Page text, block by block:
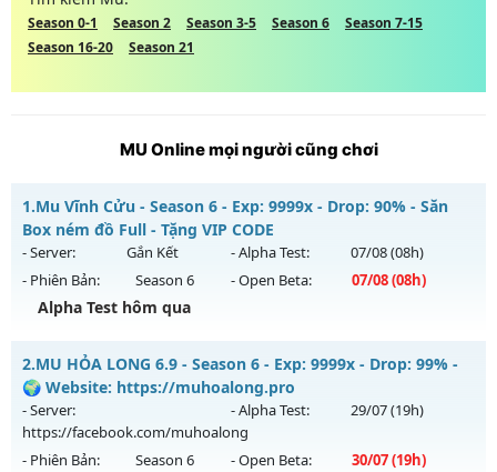
Season 0-1 Season 2 Season 3-5 Season 6
Season 7-15
Season 16-20
Season 21
MU Online mọi người cũng chơi
1.Mu Vĩnh Cửu - Season 6 - Exp: 9999x - Drop: 90% - Săn
Box ném đồ Full - Tặng VIP CODE
- Server: Gắn Kết - Alpha Test: 07/08(08h)
- Phiên Bản:
Season 6 - Open Beta: 07/08(08h)
Alpha Test hôm qua
Mu Vĩnh Cửu - Săn Box ném đồ Full - Tặng VIP CODE
Mu mới ra tháng 08 2026 - Mở máy chủ
ngày 07/08/2626
Exp: 9999x - Drop: 90%
2.MU HỎA LONG 6.9 - Season 6 - Exp: 9999x - Drop: 99% -
🌍 Website: https://muhoalong.pro
- Server:
https://facebook.com/muhoalong
- Alpha Test: 29/07(19h)
- Phiên Bản: Season 6 - Open Beta: 30/07(19h)